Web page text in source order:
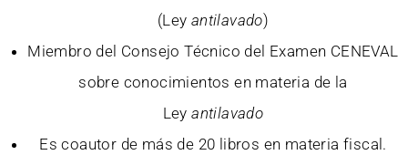
(Ley antilavado)
Miembro del Consejo Técnico del Examen CENEVAL
sobre conocimientos en materia de la
Leyantilavado
Es coautor de más de 20 libros en materia fiscal.